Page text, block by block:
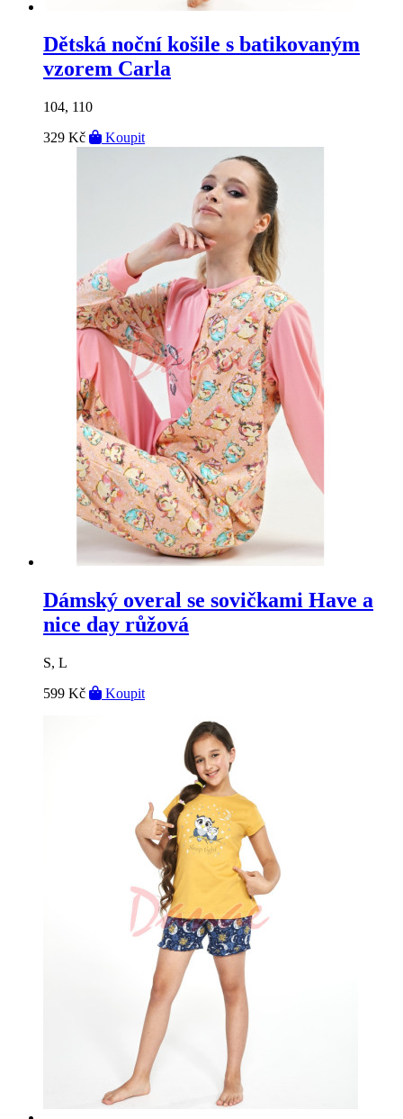
Dětská noční košile s batikovaným
vzorem Carla
104, 110
329 Kč
Koupit
Dámský overal se sovičkami Have a
nice day růžová
S, L
599 Kč
Koupit